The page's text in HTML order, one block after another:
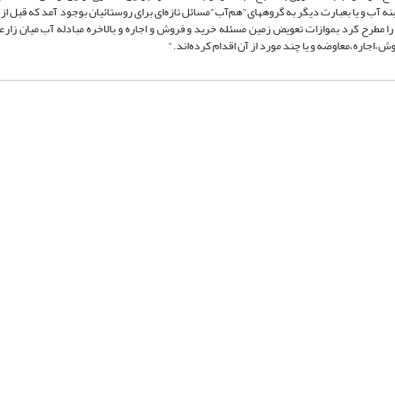
و خاک‌"به بنه آب و یا بعبارت دیگر به گروههای‌"هم‌آب‌"مسائل تازه‌ای برای روستائیان بوجود آمد که قبل
کرد بموازات‌ تعویض زمین مسئله خرید و فروش و اجاره و بالاخره مبادله آب میان